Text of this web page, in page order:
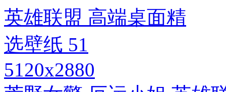
5120x2880